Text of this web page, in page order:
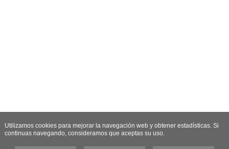
Utilizamos cookies para mejorar la navegación web y obtener estadísticas. Si
continuas navegando, consideramos que aceptas su uso.